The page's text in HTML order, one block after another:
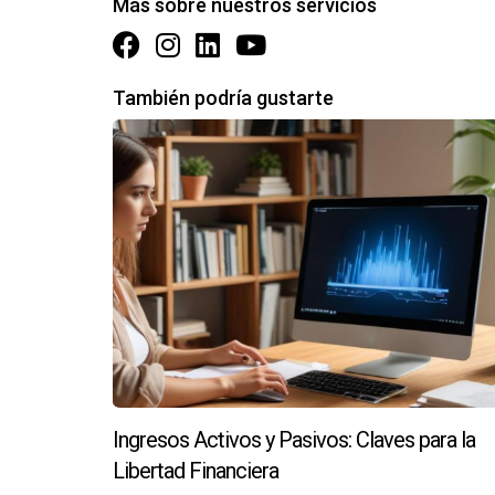
deseas hablar sobre tus opciones, no dudes
Más sobre nuestros servicios
También podría gustarte
Ingresos Activos y Pasivos: Claves para la
Libertad Financiera